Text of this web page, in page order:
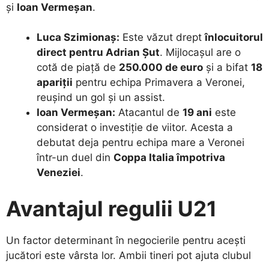
și Ioan Vermeșan.
Luca Szimionaș: Este văzut dreptînlocuitorul
direct pentru Adrian Șut. Mijlocașul are o
cotă de piață de 250.000 de euro și a bifat 18
apariții pentru echipa Primavera a Veronei,
reușind un gol și un assist.
Ioan Vermeșan: Atacantul de 19 ani este
considerat o investiție de viitor. Acesta a
debutat deja pentru echipa mare a Veronei
într-un duel din Coppa Italia împotriva
Veneziei.
Avantajul regulii U21
​Un factor determinant în negocierile pentru acești
jucători este vârsta lor. Ambii tineri pot ajuta clubul